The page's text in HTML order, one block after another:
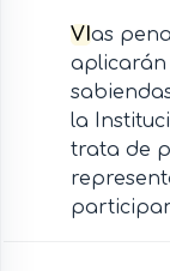
VIas
aplicarán
la
trata de